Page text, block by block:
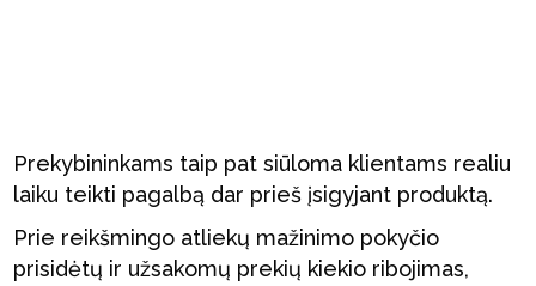
Prekybininkams taip pat siūloma klientams realiu
laiku teikti pagalbą dar prieš įsigyjant produktą.
Prie reikšmingo atliekų mažinimo pokyčio
prisidėtų ir užsakomų prekių kiekio ribojimas,